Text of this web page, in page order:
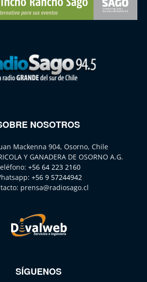
NOSOTROS
Mackenna 904, Osorno, Chile
Y GANADERA DE OSORNO A.G.
+56 64 223 2160
+56 9 57244942
prensa@radiosago.cl
SÍGUENOS